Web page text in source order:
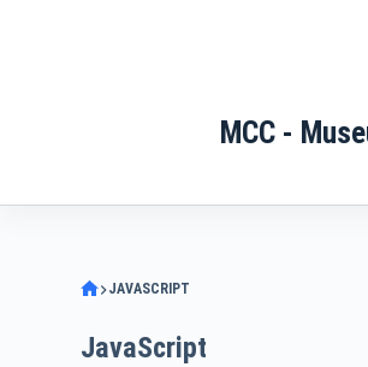
MCC -
JAVASCRIPT
JavaScript